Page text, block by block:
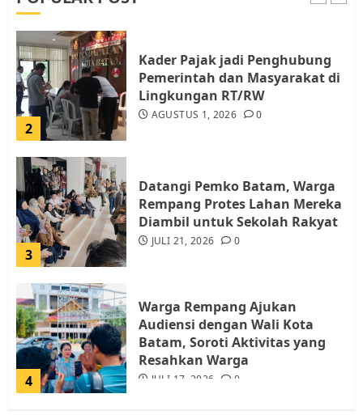
2
Kader Pajak jadi Penghubung
Pemerintah dan Masyarakat di
Lingkungan RT/RW
AGUSTUS 1, 2026 0
3
Datangi Pemko Batam, Warga
Rempang Protes Lahan Mereka
Diambil untuk Sekolah Rakyat
JULI 21, 2026 0
4
Warga Rempang Ajukan
Audiensi dengan Wali Kota
Batam, Soroti Aktivitas yang
Resahkan Warga
JULI 17, 2026 0